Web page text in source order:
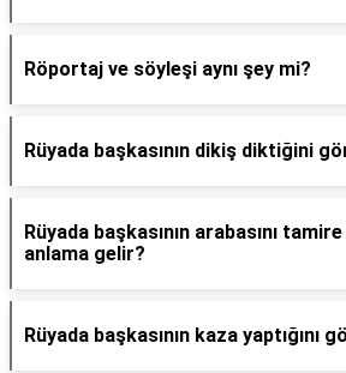
Röportaj ve söyleşi aynı şey mi?
Rüyada başkasının dikiş diktiğini
Rüyada başkasının arabasını
anlama gelir?
Rüyada başkasının kaza yaptığını